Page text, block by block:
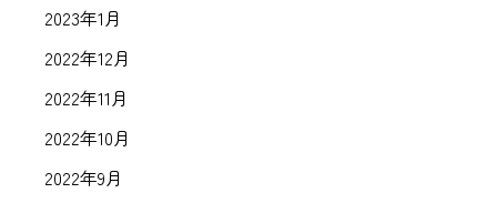
2023年1月
2022年12月
2022年11月
2022年10月
2022年9月